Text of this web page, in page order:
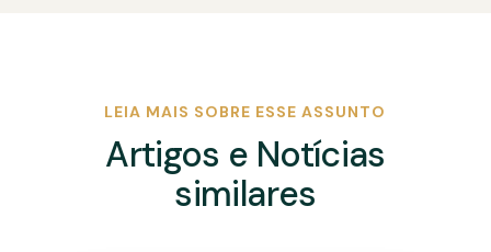
LEIA MAIS SOBRE ESSE ASSUNTO
Artigos e Notícias
similares